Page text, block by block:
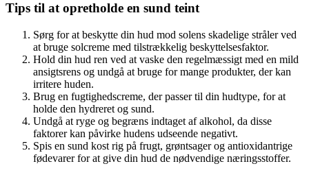
Tips til at opretholde en sund teint
Sørg for at beskytte din hud mod solens skadelige stråler ved
at bruge solcreme med tilstrækkelig beskyttelsesfaktor.
Hold din hud ren ved at vaske den regelmæssigt med en mild
ansigtsrens og undgå at bruge for mange produkter, der kan
irritere huden.
Brug en fugtighedscreme, der passer til din hudtype, for at
holde den hydreret og sund.
Undgå at ryge og begræns indtaget af alkohol, da disse
faktorer kan påvirke hudens udseende negativt.
Spis en sund kost rig på frugt, grøntsager og antioxidantrige
fødevarer for at give din hud de nødvendige næringsstoffer.